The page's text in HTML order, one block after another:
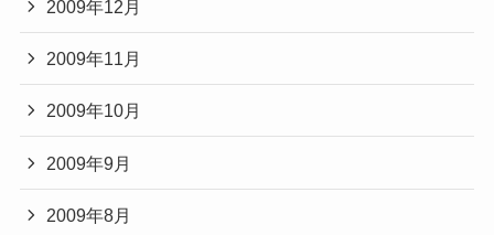
2009年12月
2009年11月
2009年10月
2009年9月
2009年8月